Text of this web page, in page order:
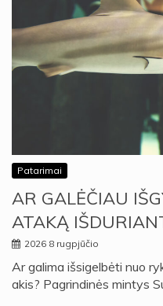
Patarimai
AR GALĖČIAU
ATAKĄ
2026 8 rugpjūčio
Ar galima išsigelbėti nuo
akis? Pagrindinės mintys